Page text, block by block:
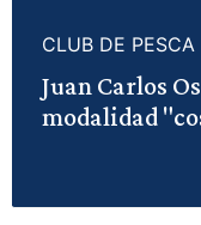
CLUB DE
Juan Carlos
modalidad